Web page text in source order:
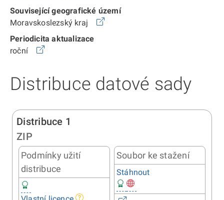
Související geografické území
Moravskoslezský kraj
Periodicita aktualizace
roční
Distribuce datové sady
Distribuce 1
ZIP
Podmínky užití
distribuce
Soubor ke stažení
Stáhnout